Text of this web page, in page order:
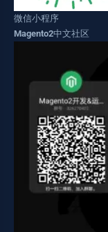
微信小程序
Magento2中文社区